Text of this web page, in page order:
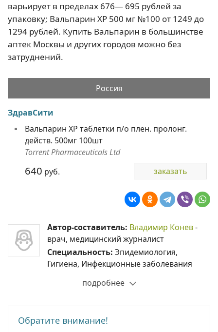
варьирует в пределах 676— 695 рублей за
упаковку; Вальпарин ХР 500 мг №100 от 1249 до
1294 рублей. Купить Вальпарин в большинстве
аптек Москвы и других городов можно без
затруднений.
Россия
ЗдравСити
Вальпарин ХР таблетки п/о плен. пролонг.
действ. 500мг 100шт
Torrent Pharmaceuticals Ltd
640 руб. заказать
Автор-составитель: Владимир Конев-
врач, медицинский журналист
Специальность: Эпидемиология,
Гигиена, Инфекционные заболевания
подробнее
Обратите внимание!